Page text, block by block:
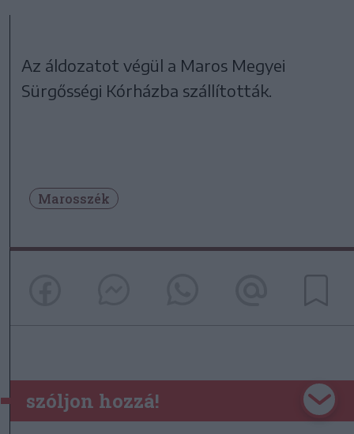
Az áldozatot végül a Maros Megyei
Sürgősségi Kórházba szállították.
Marosszék
szóljon hozzá!